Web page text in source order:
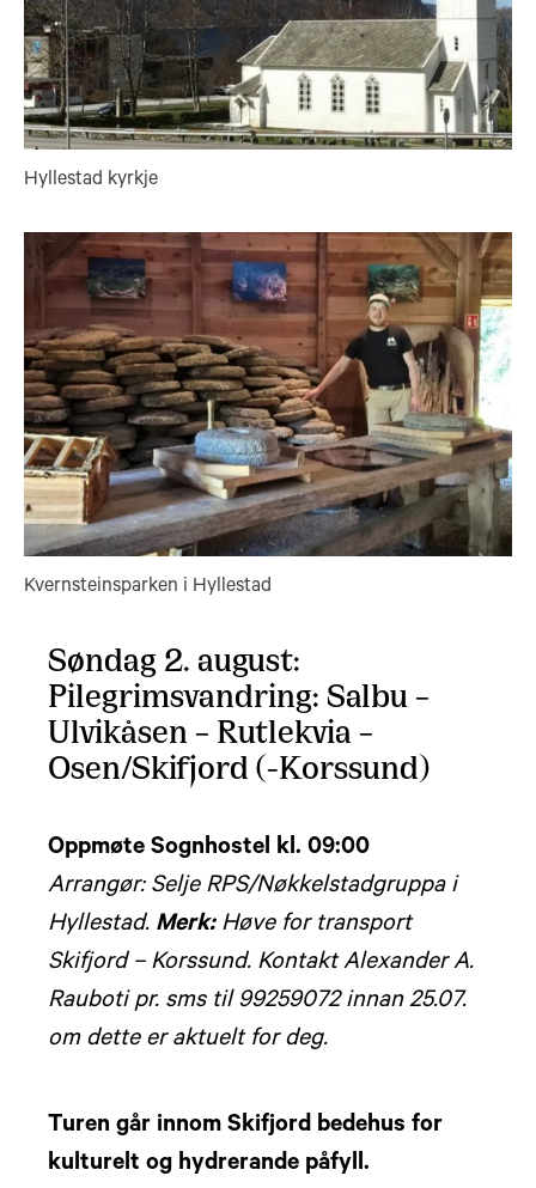
Hyllestad kyrkje
Kvernsteinsparken i Hyllestad
Søndag 2. august:
Pilegrimsvandring: Salbu –
Ulvikåsen – Rutlekvia –
Osen/Skifjord (-Korssund)
Oppmøte Sognhostel kl. 09:00
Arrangør: Selje RPS/Nøkkelstadgruppa i
Hyllestad. Merk:Høve for transport
Skifjord – Korssund. Kontakt Alexander A.
Rauboti pr. sms til 99259072 innan 25.07.
om dette er aktuelt for deg.
Turen går innom Skifjord bedehus for
kulturelt og hydrerande påfyll.